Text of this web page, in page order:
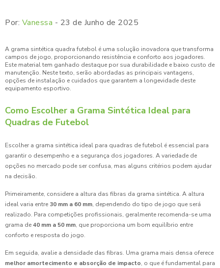
Por: Vanessa - 23 de Junho de 2025
A grama sintética quadra futebol é uma solução inovadora que transforma
campos de jogo, proporcionando resistência e conforto aos jogadores.
Este material tem ganhado destaque por sua durabilidade e baixo custo de
manutenção. Neste texto, serão abordadas as principais vantagens,
opções de instalação e cuidados que garantem a longevidade deste
equipamento esportivo.
Como Escolher a Grama Sintética Ideal para
Quadras de Futebol
Escolher a grama sintética ideal para quadras de futebol é essencial para
garantir o desempenho e a segurança dos jogadores. A variedade de
opções no mercado pode ser confusa, mas alguns critérios podem ajudar
na decisão.
Primeiramente, considere a altura das fibras da grama sintética. A altura
ideal varia entre 30 mm a 60 mm, dependendo do tipo de jogo que será
realizado. Para competições profissionais, geralmente recomenda-se uma
grama de40 mm a 50 mm, que proporciona um bom equilíbrio entre
conforto e resposta do jogo.
Em seguida, avalie a densidade das fibras. Uma grama mais densa oferece
melhor amortecimento e absorção de impacto, o que é fundamental para